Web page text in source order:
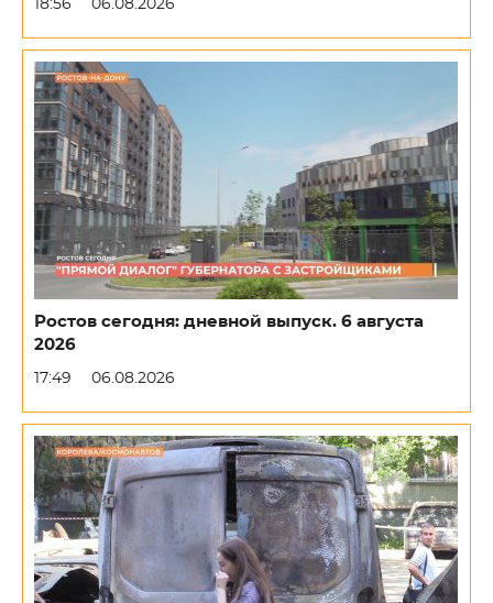
18:56 06.08.2026
Ростов сегодня: дневной выпуск. 6 августа
2026
17:49 06.08.2026